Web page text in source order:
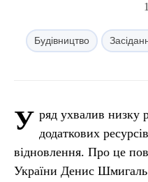
Будівництво
У ряд ухвалив низку
додаткових
відновлення. Про це
України Денис Шмигаль